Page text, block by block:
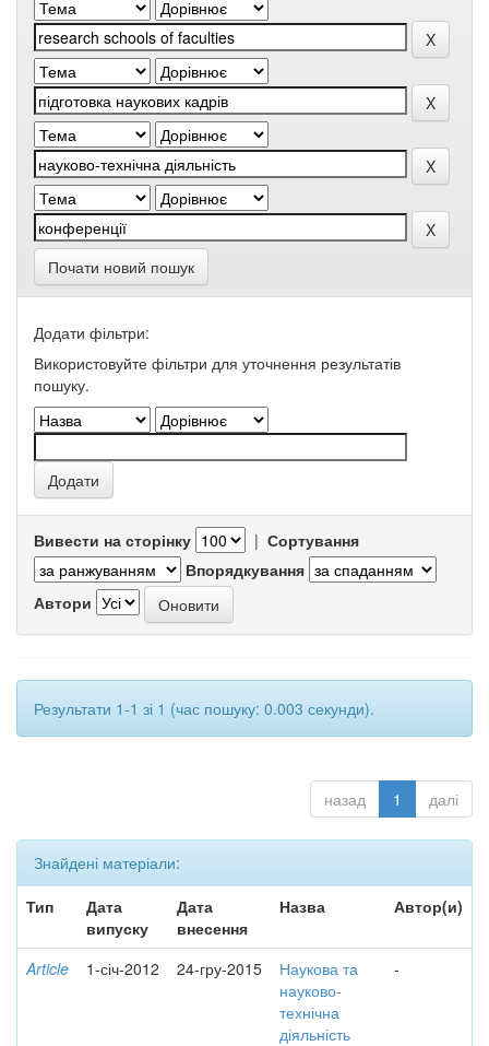
Почати новий пошук
Додати фільтри:
Використовуйте фільтри для уточнення результатів
пошуку.
Вивести на сторінку | Сортування
Впорядкування
Автори
Результати 1-1 зі 1 (час пошуку: 0.003 секунди).
назад 1 далі
Знайдені матеріали:
Тип
Дата
випуску
Дата
внесення
Назва Автор(и)
Article 1-січ-2012 24-гру-2015
Наукова та
науково-
технічна
діяльність
-